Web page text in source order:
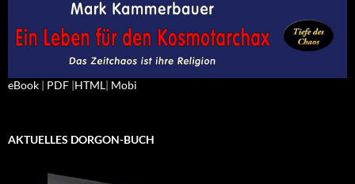
eBook | PDF |HTML| Mobi
AKTUELLES DORGON-BUCH